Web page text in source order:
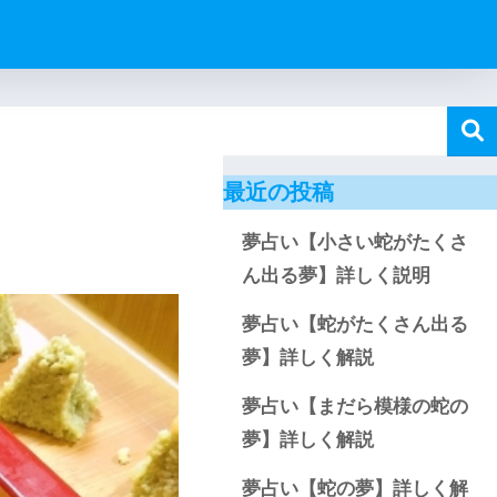
最近の投稿
夢占い【小さい蛇がたくさ
ん出る夢】詳しく説明
夢占い【蛇がたくさん出る
夢】詳しく解説
夢占い【まだら模様の蛇の
夢】詳しく解説
夢占い【蛇の夢】詳しく解